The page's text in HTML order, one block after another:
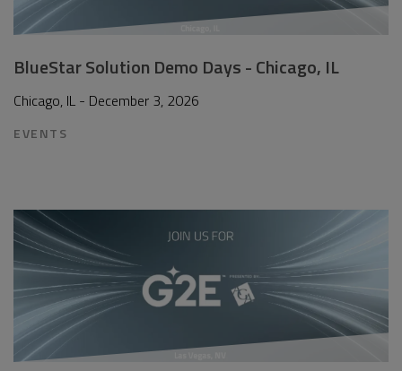
BlueStar Solution Demo Days - Chicago, IL
Chicago, IL - December 3, 2026
EVENTS